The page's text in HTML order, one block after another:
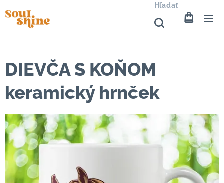
Hľadať
DIEVČA S KOŇOM
keramický hrnček